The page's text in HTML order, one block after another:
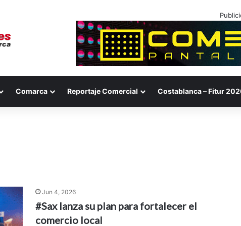
Comarca Reportaje Comercial Costablanca – Fitur
Jun 4, 2026
#Sax lanza su plan para fortalecer el
comercio local